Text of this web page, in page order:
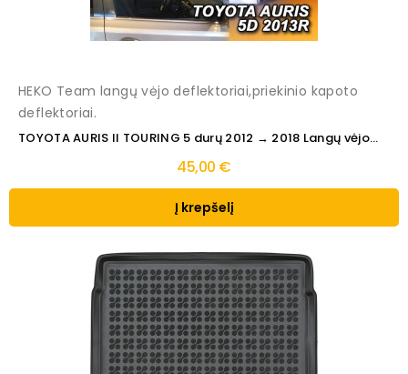
HEKO Team langų vėjo deflektoriai,priekinio kapoto
deflektoriai.
TOYOTA AURIS II TOURING 5 durų 2012 → 2018 Langų vėjo...
45,00 €
Į krepšelį